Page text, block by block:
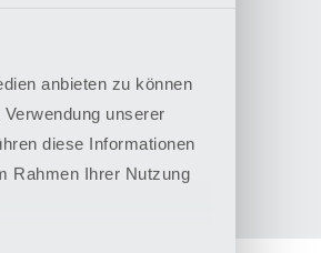
anbieten zu können
unserer
diese Informationen
Rahmen Ihrer Nutzung
Bevensen